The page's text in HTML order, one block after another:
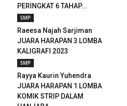
PERINGKAT 6 TAHAP...
SMP
Raeesa Najah Sarjiman
JUARA HARAPAN 3 LOMBA
KALIGRAFI 2023
SMP
Rayya Kaurin Yuhendra
JUARA HARAPAN 1 LOMBA
KOMIK STRIP DALAM